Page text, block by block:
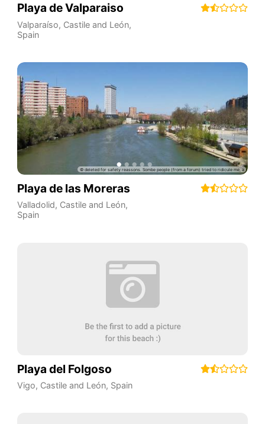
Playa de Valparaiso
Valparaíso, Castile and León,
Spain
Playa de las Moreras
Valladolid, Castile and León,
Spain
Playa del Folgoso
Vigo, Castile and León, Spain